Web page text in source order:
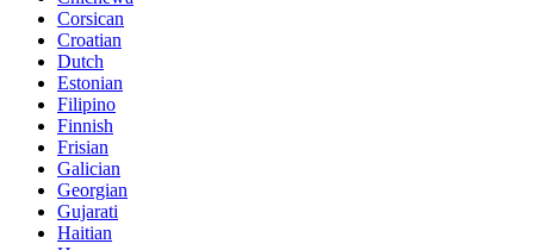
Corsican
Croatian
Dutch
Estonian
Filipino
Finnish
Frisian
Galician
Georgian
Gujarati
Haitian